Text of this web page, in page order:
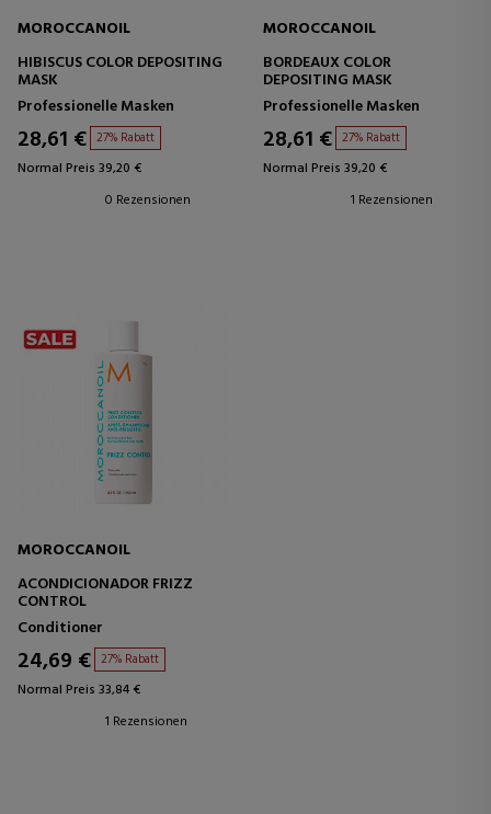
MOROCCANOIL
HIBISCUS COLOR DEPOSITING
MASK
Professionelle Masken
28,61 € 27% Rabatt
Normal Preis 39,20 €
0 Rezensionen
MOROCCANOIL
BORDEAUX COLOR
DEPOSITING MASK
Professionelle Masken
28,61 € 27% Rabatt
Normal Preis 39,20 €
1 Rezensionen
MOROCCANOIL
ACONDICIONADOR FRIZZ
CONTROL
Conditioner
24,69 € 27% Rabatt
Normal Preis 33,84 €
1 Rezensionen